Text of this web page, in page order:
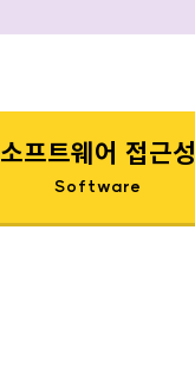
소프트웨어 접근성
Software